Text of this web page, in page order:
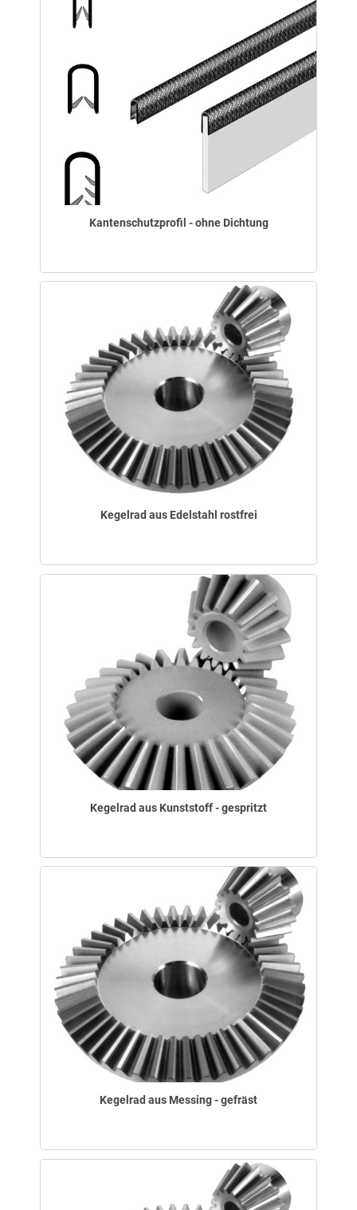
Kantenschutzprofil - ohne Dichtung
Kegelrad aus Edelstahl rostfrei
Kegelrad aus Kunststoff - gespritzt
Kegelrad aus Messing - gefräst